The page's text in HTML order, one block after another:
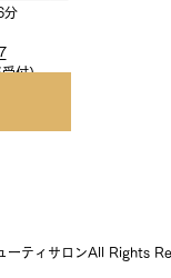
分
付）
ティサロンAll Rights